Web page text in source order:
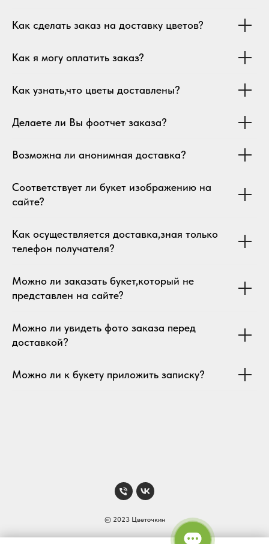
Как сделать заказ на доставку цветов?
Как я могу оплатить заказ?
Как узнать,что цветы доставлены?
Делаете ли Вы фоотчет заказа?
Возможна ли анонимная доставка?
Соответствует ли букет изображению на
сайте?
Как осуществляется доставка,зная только
телефон получателя?
Можно ли заказать букет,который не
представлен на сайте?
Можно ли увидеть фото заказа перед
доставкой?
Можно ли к букету приложить записку?
© 2023 Цветочкин